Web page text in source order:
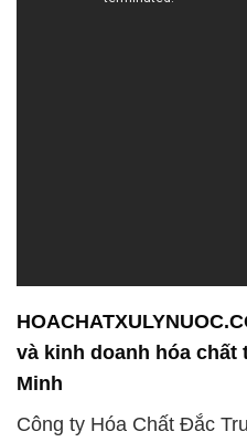
Công ty Hóa Chất Đắc
cậy trong lĩnh vực bán và
Chúng tôi hân hạnh đồng
mang lại trải nghiệm khác
Với đội ngũ chuyên